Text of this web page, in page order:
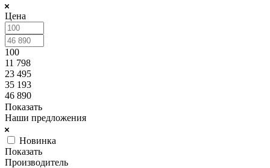
Цена
100
11 798
23 495
35 193
46 890
Показать
Наши предложения
Новинка
Показать
Производитель